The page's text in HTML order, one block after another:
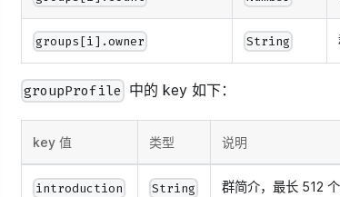
groups[i].owner String
groupProfile 中的 key 如下：
key 值 类型 说明
introduction String 群简介，最长 512 个